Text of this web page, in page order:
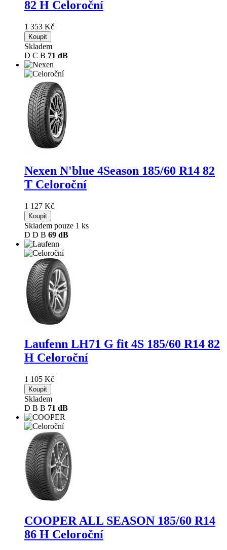
82 H Celoroční
1 353 Kč
Koupit
Skladem
D C B 71 dB
Nexen N'blue 4Season 185/60 R14 82
T Celoroční
1 127 Kč
Koupit
Skladem pouze 1 ks
D D B 69 dB
Laufenn LH71 G fit 4S 185/60 R14 82
H Celoroční
1 105 Kč
Koupit
Skladem
D B B 71 dB
COOPER ALL SEASON 185/60 R14
86 H Celoroční